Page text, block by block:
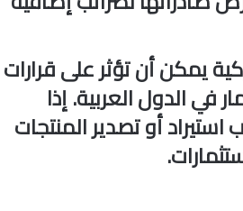
يمكن أن تؤثر على قرارات
في الدول العربية. إذا
أو تصدير المنتجات